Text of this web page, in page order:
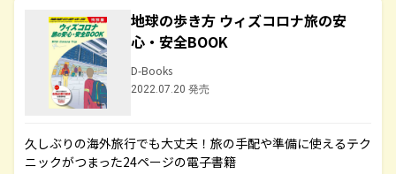
地球の歩き方 ウィズコロナ旅の安
心・安全BOOK
D-Books
2022.07.20 発売
久しぶりの海外旅行でも大丈夫！旅の手配や準備に使えるテク
ニックがつまった24ページの電子書籍